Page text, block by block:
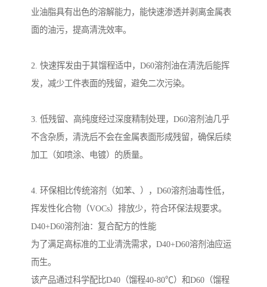
业油脂具有出色的溶解能力，能快速渗透并剥离金属表
面的油污，提高清洗效率。
2. 快速挥发由于其馏程适中，D60溶剂油在清洗后能挥
发，减少工件表面的残留，避免二次污染。
3. 低残留、高纯度经过深度精制处理，D60溶剂油几乎
不含杂质，清洗后不会在金属表面形成残留，确保后续
加工（如喷涂、电镀）的质量。
4. 环保相比传统溶剂（如苯、），D60溶剂油毒性低，
挥发性化合物（VOCs）排放少，符合环保法规要求。
D40+D60溶剂油：复合配方的性能
为了满足高标准的工业清洗需求，D40+D60溶剂油应运
而生。
该产品通过科学配比D40（馏程40-80℃）和D60（馏程